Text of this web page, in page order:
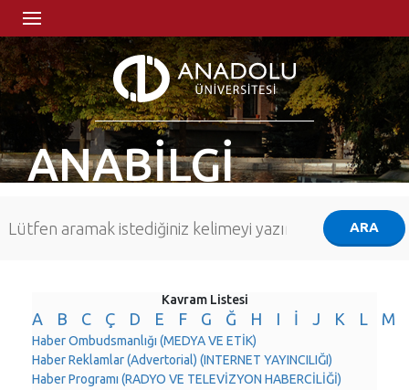
ANABİLGİ
Kavram Listesi
A B C Ç D E F G Ğ H I İ J K L M
Haber Ombudsmanlığı (MEDYA VE ETİK)
Haber Reklamlar (Advertorial) (INTERNET YAYINCILIĞI)
Haber Programı (RADYO VE TELEVİZYON HABERCİLİĞİ)